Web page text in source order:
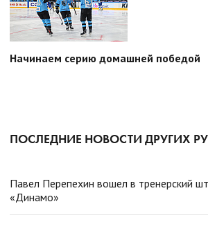
Начинаем серию домашней победой
ПОСЛЕДНИЕ НОВОСТИ ДРУГИХ
Павел Перепехин вошел в тренерский
«Динамо»